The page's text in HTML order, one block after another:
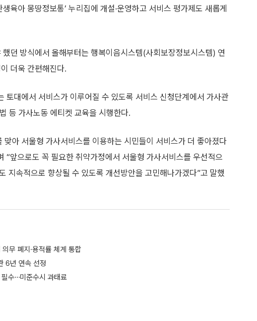
육아 몽땅정보통’ 누리집에 개설·운영하고 서비스 평가제도 새롭게
던 방식에서 올해부터는 행복이음시스템(사회보장정보시스템) 연
더욱 간편해진다.
토대에서 서비스가 이루어질 수 있도록 서비스 신청단계에서 가사관
등 가사노동 에티켓 교육을 시행한다.
아 서울형 가사서비스를 이용하는 시민들이 서비스가 더 좋아졌다
“앞으로도 꼭 필요한 취약가정에서 서울형 가사서비스를 우선적으
지속적으로 향상될 수 있도록 개선방안을 고민해나가겠다”고 말했
무 폐지·용적률 체계 통합
6년 연속 선정
수⋯미준수시 과태료